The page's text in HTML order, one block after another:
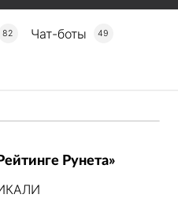
82 Чат-боты 49
Рунета»